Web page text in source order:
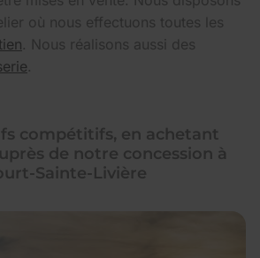
où nous effectuons toutes les
. Nous réalisons aussi des
.
compétitifs, en achetant
de notre concession à
Sainte-Livière